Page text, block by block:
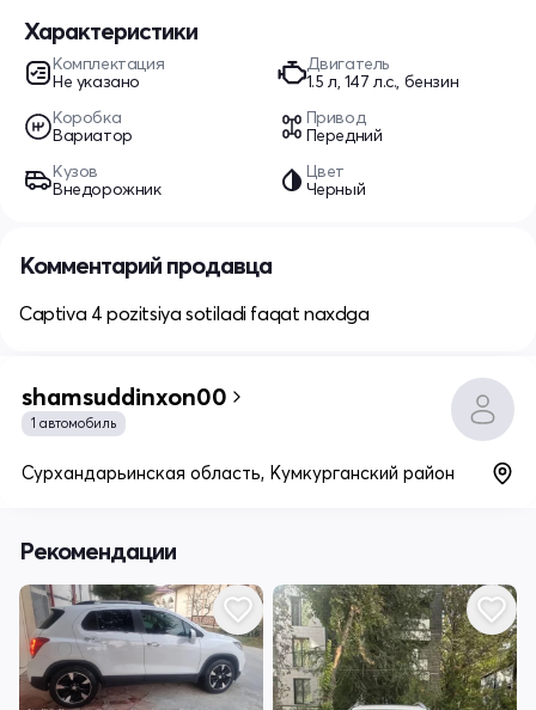
Характеристики
Комплектация
Не указано
Двигатель
1.5 л, 147 л.с., бензин
Коробка
Вариатор
Привод
Передний
Кузов
Внедорожник
Цвет
Черный
Комментарий продавца
Captiva 4 pozitsiya sotiladi faqat naxdga
shamsuddinxon00
1 автомобиль
Сурхандарьинская область, Кумкурганский район
Рекомендации